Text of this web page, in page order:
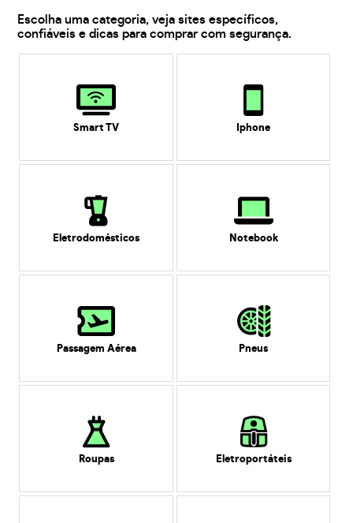
Escolha uma categoria, veja sites específicos,
confiáveis e dicas para comprar com segurança.
Smart TV Iphone
Eletrodomésticos Notebook
Passagem Aérea Pneus
Roupas Eletroportáteis